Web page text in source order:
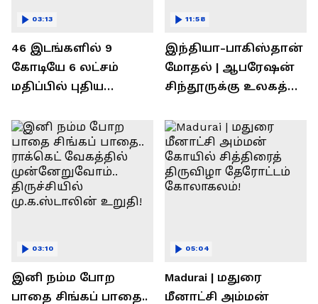
46 இடங்களில் 9
கோடியே 6 லட்சம்
மதிப்பில் புதிய
வைத்த அமைச்சர்
செந்தில் பாலாஜி !
03:13
இந்தியா-பாகிஸ்தான்
மோதல் | ஆபரேஷன்
சிந்தூருக்கு உலகத்
பதில் என்ன?
11:58
இனி நம்ம போற
பாதை சிங்கப் பாதை..
03:10
Madurai | மதுரை
மீனாட்சி அம்மன்
05:04